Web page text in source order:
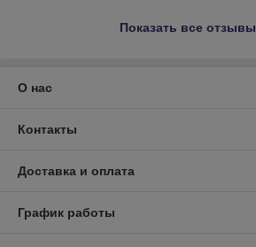
Показать все отзывы
О нас
Контакты
Доставка и оплата
График работы